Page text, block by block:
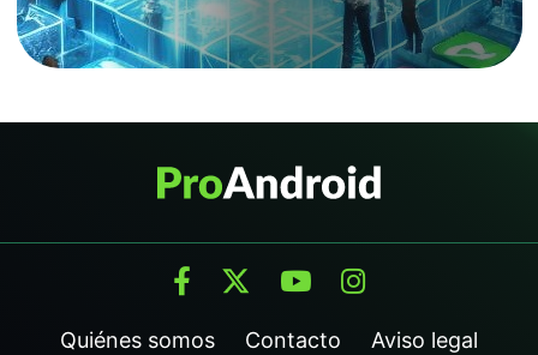
Quiénes somos Contacto Aviso legal